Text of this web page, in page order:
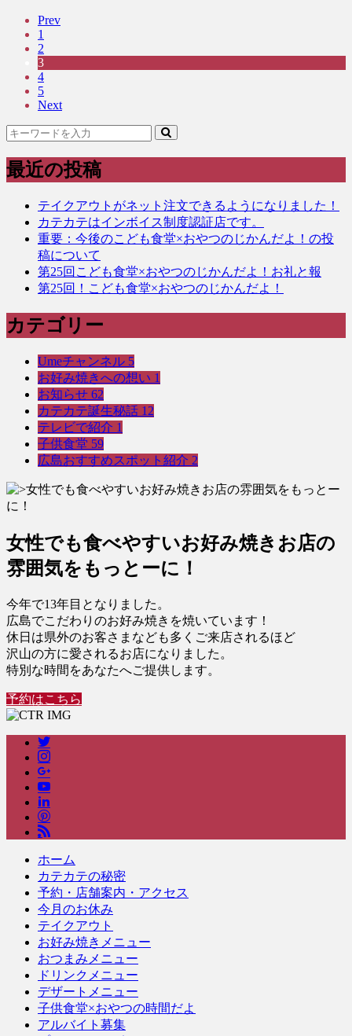
Prev
1
2
3
4
5
Next
最近の投稿
テイクアウトがネット注文できるようになりました！
カテカテはインボイス制度認証店です。
重要：今後のこども食堂×おやつのじかんだよ！の投
稿について
第25回こども食堂×おやつのじかんだよ！お礼と報
第25回！こども食堂×おやつのじかんだよ！
カテゴリー
Umeチャンネル 5
お好み焼きへの想い 1
お知らせ 62
カテカテ誕生秘話 12
テレビで紹介 1
子供食堂 59
広島おすすめスポット紹介 2
女性でも食べやすいお好み焼きお店の
雰囲気をもっとーに！
今年で13年目となりました。
広島でこだわりのお好み焼きを焼いています！
休日は県外のお客さまなども多くご来店されるほど
沢山の方に愛されるお店になりました。
特別な時間をあなたへご提供します。
予約はこちら
ホーム
カテカテの秘密
予約・店舗案内・アクセス
今月のお休み
テイクアウト
お好み焼きメニュー
おつまみメニュー
ドリンクメニュー
デザートメニュー
子供食堂×おやつの時間だよ
アルバイト募集